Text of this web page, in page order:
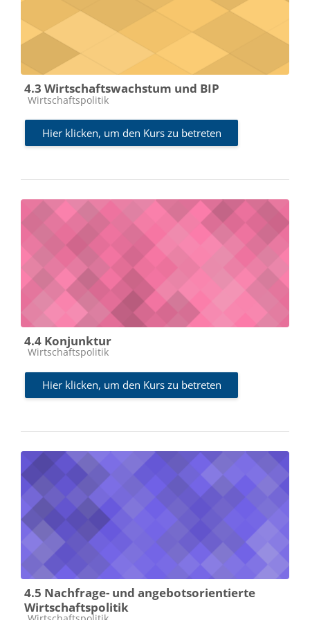
4.3 Wirtschaftswachstum und BIP
Kursbereich
Wirtschaftspolitik
Hier klicken, um den Kurs zu betreten
4.4 Konjunktur
Kursbereich
Wirtschaftspolitik
Hier klicken, um den Kurs zu betreten
4.5 Nachfrage- und angebotsorientierte
Wirtschaftspolitik